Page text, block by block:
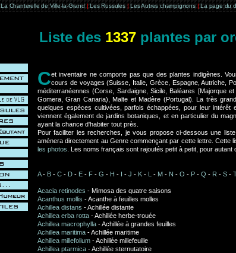
La Chanterelle de Ville-la-Grand | Les Russules | Les Autres champignons | La page du
Liste des 1337 plantes par
Cet inventaire ne comporte pas que des plantes indigènes.
cours de voyages (Suisse, Italie, Grèce, Espagne, Autriche,
méditerranéennes (Corse, Sardaigne, Sicile, Baléares [Majorque
Gomera, Gran Canaria), Malte et Madère (Portugal). La très
quelques espèces cultivées, parfois échappées, pour leur
viennent également de jardins botaniques, et en particulier du
ayant la chance d'habiter tout près.
Pour faciliter les recherches, je vous propose ci-dessous une
amènera directement au Genre commençant par cette lettre. Cette
les photos . Les noms français sont rajoutés petit à petit, pour autant
A- B - C - D - E - F - G - H - I - J - K - L - M - N - O - P - Q - R - S -
Acacia retinodes - Mimosa des quatre saisons
Acanthus mollis - Acanthe à feuilles molles
Achillea distans - Achillée distante
Achillea erba rotta - Achillée herbe-trouée
Achillea macrophylla - Achillée à grandes feuilles
Achillea maritima - Achillée maritime
Achillea millefolium - Achillée millefeuille
Achillea ptarmica - Achillée sternutatoire